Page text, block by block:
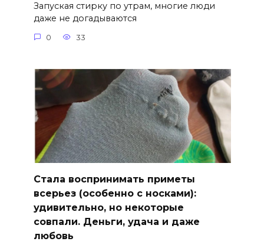
Запуская стирку по утрам, многие люди
даже не догадываются
0 33
Стала воспринимать приметы
всерьез (особенно с носками):
удивительно, но некоторые
совпали. Деньги, удача и даже
любовь